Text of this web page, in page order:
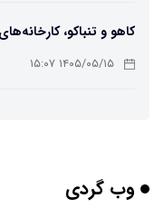
کاهو و تنباکو،
۱۴۰۵/۰۵/۱۵ ۱۵:۰۷
چرا افراد مضطرب دنیا را
وب گردی